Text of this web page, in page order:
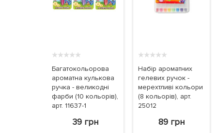
★★★★★
Багатокольорова
ароматна кулькова
ручка - великодні
фарби (10 кольорів),
арт. 11637-1
39 грн
★★★★★
Набір ароматних
гелевих ручок -
мерехтливі кольори
(8 кольорів), арт.
25012
89 грн